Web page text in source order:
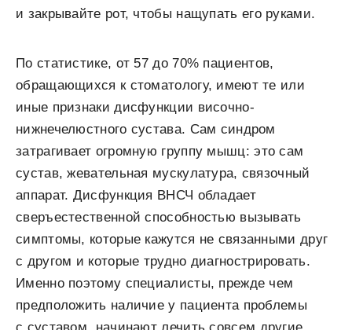
и закрывайте рот, чтобы нащупать его руками.
По статистике, от 57 до 70% пациентов,
обращающихся к стоматологу, имеют те или
иные признаки дисфункции височно-
нижнечелюстного сустава. Сам синдром
затрагивает огромную группу мышц: это сам
сустав, жевательная мускулатура, связочный
аппарат. Дисфункция ВНСЧ обладает
сверъестественной способностью вызывать
симптомы, которые кажутся не связанными друг
с другом и которые трудно диагнострировать.
Именно поэтому специалисты, прежде чем
предположить наличие у пациента проблемы